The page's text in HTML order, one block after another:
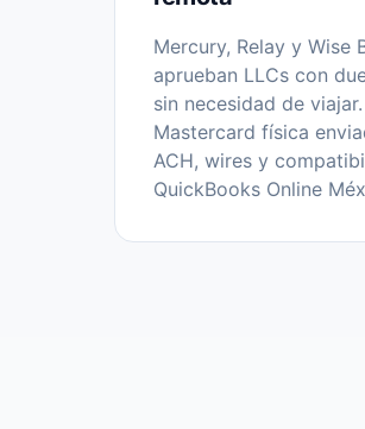
Mercury, Relay y Wise
aprueban LLCs con
sin necesidad de
Mastercard física
ACH, wires y
QuickBooks Online